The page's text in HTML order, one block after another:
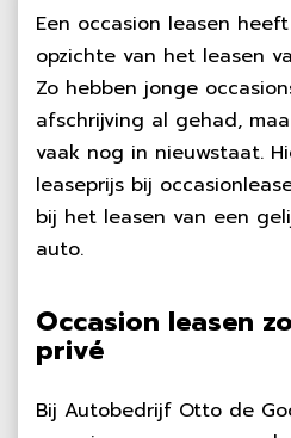
Een occasion leasen
opzichte van het leasen
Zo hebben jonge
afschrijving al gehad,
vaak nog in nieuwstaat.
leaseprijs bij
bij het leasen van een
auto.
Occasion leasen
privé
Bij Autobedrijf Otto de